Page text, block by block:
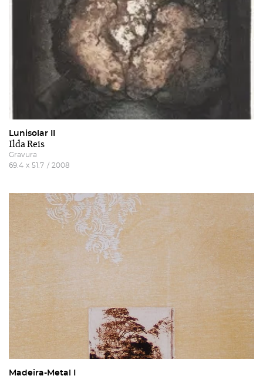
Lunisolar II
Ilda Reis
Gravura
69.4 x 51.7 / 2008
Madeira-Metal I